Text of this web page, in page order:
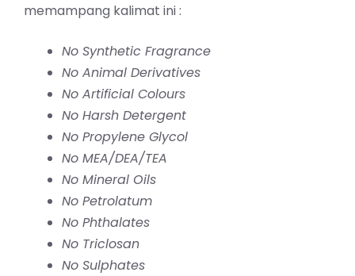
memampang kalimat ini :
No Synthetic Fragrance
No Animal Derivatives
No Artificial Colours
No Harsh Detergent
No Propylene Glycol
No MEA/DEA/TEA
No Mineral Oils
No Petrolatum
No Phthalates
No Triclosan
No Sulphates